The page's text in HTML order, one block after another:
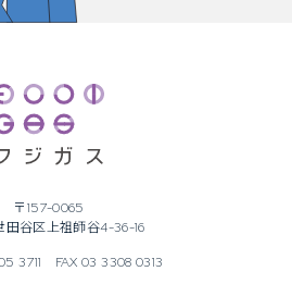
〒157-0065
田谷区上祖師谷4-36-16
3711 FAX 03 3308 0313